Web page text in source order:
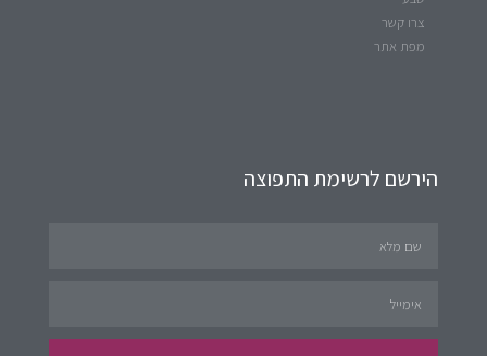
צרו קשר
מפת אתר
הירשם לרשימת התפוצה